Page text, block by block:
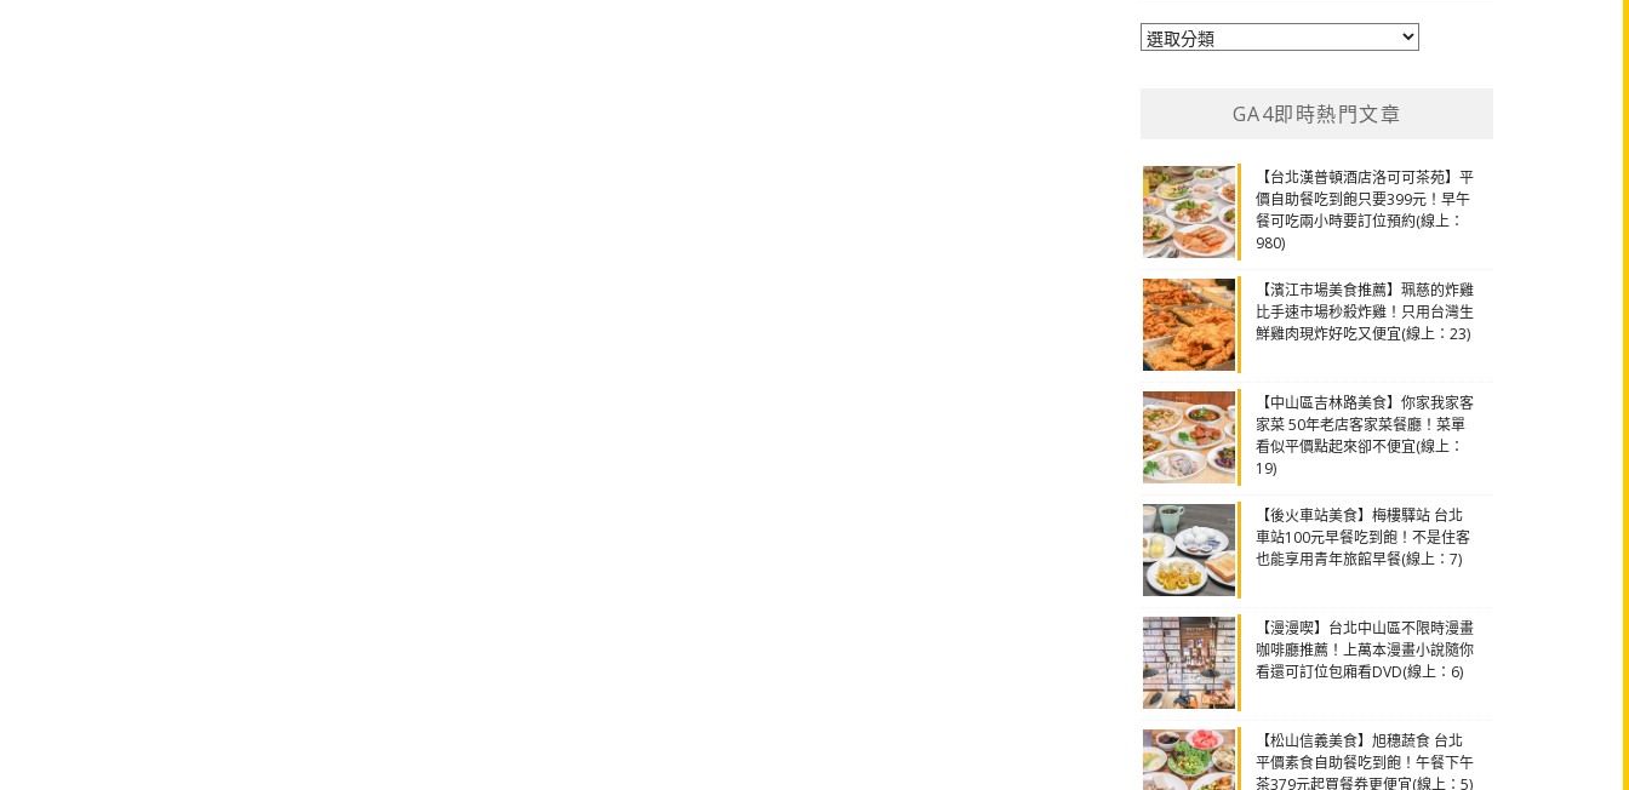
分
GA4即時熱門文章
【台北漢普頓酒店洛可可茶苑】平
價自助餐吃到飽只要399元！早午
餐可吃兩小時要訂位預約(線上：
980)
【濱江市場美食推薦】珮慈的炸雞
比手速市場秒殺炸雞！只用台灣生
鮮雞肉現炸好吃又便宜(線上：23)
【中山區吉林路美食】你家我家客
家菜 50年老店客家菜餐廳！菜單
看似平價點起來卻不便宜(線上：
19)
【後火車站美食】梅樓驛站 台北
車站100元早餐吃到飽！不是住客
也能享用青年旅館早餐(線上：7)
【漫漫喫】台北中山區不限時漫畫
咖啡廳推薦！上萬本漫畫小說隨你
看還可訂位包廂看DVD(線上：6)
【松山信義美食】旭穗蔬食 台北
平價素食自助餐吃到飽！午餐下午
茶379元起買餐券更便宜(線上：5)